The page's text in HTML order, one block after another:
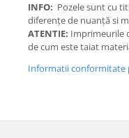
INFO: Pozele sunt cu
diferențe de nuanță si
ATENTIE: Imprimeurile
de cum este taiat
Informatii conformitate